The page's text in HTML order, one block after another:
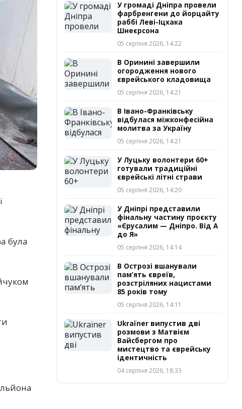
була
У громаді Дніпра провели
фарбренгени до йорцайту
раббі Леві-Іцхака
Шнеєрсона
05 серпня 2026, 14:22
В Оринині завершили
огородження нового
єврейського кладовища
05 серпня 2026, 14:21
В Івано-Франківську
відбулася міжконфесійна
молитва за Україну
05 серпня 2026, 14:21
У Луцьку волонтери 60+
готували традиційні
єврейські літні страви
05 серпня 2026, 14:20
У Дніпрі представили
фінальну частину проєкту
«Єрусалим — Дніпро. Від А
до Я»
05 серпня 2026, 14:14
В Острозі вшанували
пам’ять євреїв,
розстріляних нацистами
85 років тому
05 серпня 2026, 14:11
Ukraїner випустив дві
розмови з Матвієм
Вайсбергом про
мистецтво та єврейську
ідентичність
04 серпня 2026, 18:33